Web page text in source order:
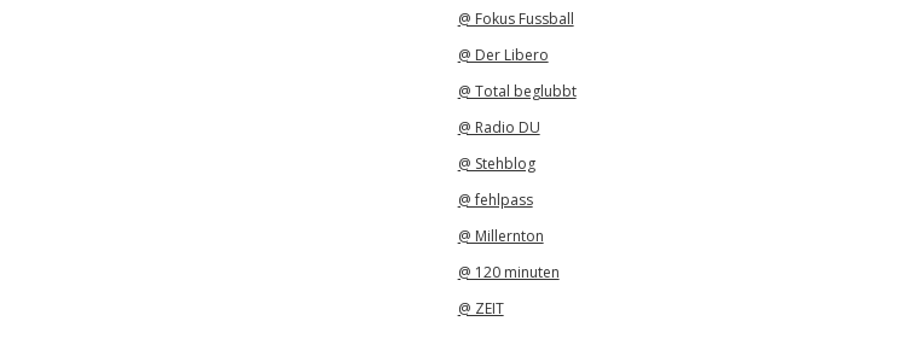
@ Fokus Fussball
@ Der Libero
@ Total beglubbt
@ Radio DU
@ Stehblog
@ fehlpass
@ Millernton
@ 120 minuten
@ ZEIT